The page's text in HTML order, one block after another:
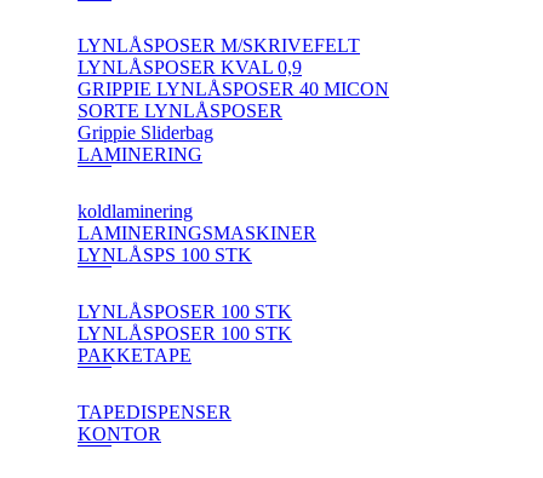
LYNLÅSPOSER M/SKRIVEFELT
LYNLÅSPOSER KVAL 0,9
GRIPPIE LYNLÅSPOSER 40 MICON
SORTE LYNLÅSPOSER
Grippie Sliderbag
LAMINERING
koldlaminering
LAMINERINGSMASKINER
LYNLÅSPS 100 STK
LYNLÅSPOSER 100 STK
LYNLÅSPOSER 100 STK
PAKKETAPE
TAPEDISPENSER
KONTOR